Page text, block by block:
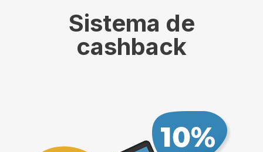
Sistema de
cashback